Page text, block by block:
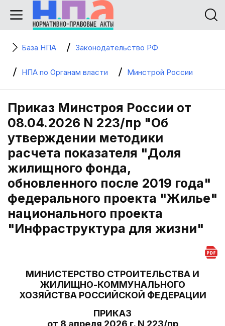
База НПА Законодательство РФ
НПА по Органам власти Минстрой России
Приказ Минстроя России от
08.04.2026 N 223/пр "Об
утверждении методики
расчета показателя "Доля
жилищного фонда,
обновленного после 2019 года"
федерального проекта "Жилье"
национального проекта
"Инфраструктура для жизни"
МИНИСТЕРСТВО СТРОИТЕЛЬСТВА И
ЖИЛИЩНО-КОММУНАЛЬНОГО
ХОЗЯЙСТВА РОССИЙСКОЙ ФЕДЕРАЦИИ
ПРИКАЗ
от 8 апреля 2026 г. N 223/пр